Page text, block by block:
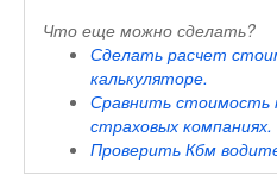
Что еще можно сделать?
Сделать расчет
калькуляторе.
Сравнить стоимость
страховых компаниях.
Проверить Кбм